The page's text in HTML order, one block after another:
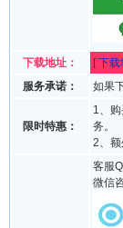
下载地址：
[下载
服务承诺：
如果
限时特惠：
1、
务。
2、
客服
微信